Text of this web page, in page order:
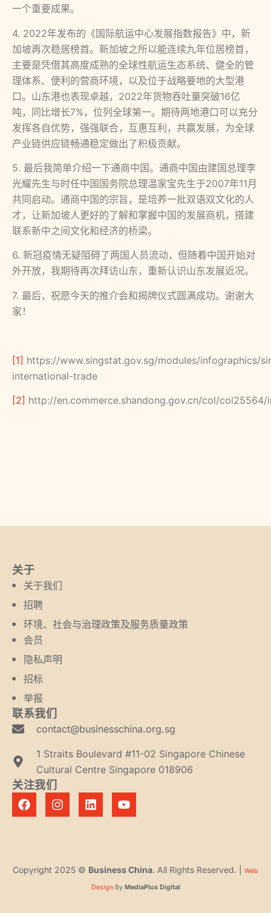
一个重要成果。
4. 2022年发布的《国际航运中心发展指数报告》中，新
加坡再次稳居榜首。新加坡之所以能连续九年位居榜首，
主要是凭借其高度成熟的全球性航运生态系统、健全的管
理体系、便利的营商环境，以及位于战略要地的大型港
口。山东港也表现卓越，2022年货物吞吐量突破16亿
吨，同比增长7%，位列全球第一。期待两地港口可以充分
发挥各自优势，强强联合，互惠互利，共赢发展，为全球
产业链供应链畅通稳定做出了积极贡献。
5. 最后我简单介绍一下通商中国。通商中国由建国总理李
光耀先生与时任中国国务院总理温家宝先生于2007年11月
共同启动。通商中国的宗旨，是培养一批双语双文化的人
才，让新加坡人更好的了解和掌握中国的发展商机，搭建
联系新中之间文化和经济的桥梁。
6. 新冠疫情无疑阻碍了两国人员流动，但随着中国开始对
外开放，我期待再次拜访山东，重新认识山东发展近况。
7. 最后，祝愿今天的推介会和揭牌仪式圆满成功。谢谢大
家！
[1] https://www.singstat.gov.sg/modules/infographics/
international-trade
[2] http://en.commerce.shandong.gov.cn/col/col25564/
关于
关于我们
招聘
环境、社会与治理政策及服务质量政策
会员
隐私声明
招标
举报
联系我们
contact@businesschina.org.sg
1 Straits Boulevard #11-02 Singapore Chinese
Cultural Centre Singapore 018906
关注我们
Copyright 2025 © Business China. All Rights Reserved. | Web
DesignBy MediaPlus Digital